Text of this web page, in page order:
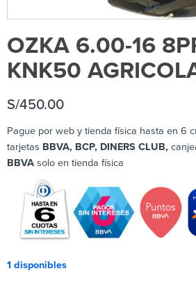
OZKA 6.00-16
KNK50
S/450.00
Pague por web y tienda física hasta en 6
tarjetas BBVA, BCP, DINERS CLUB,
BBVA solo en tienda física
1 disponibles